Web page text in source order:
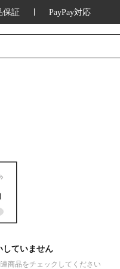
保証 PayPay対応
していません
商品をチェックしてください